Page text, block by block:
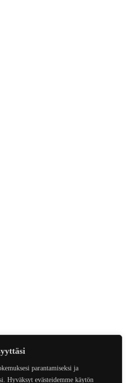
parantamiseksi ja
Hyväksyt evästeidemme käytön